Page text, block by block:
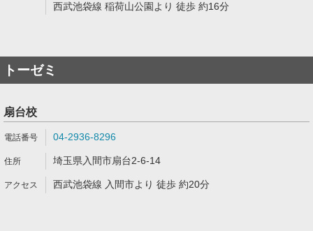
西武池袋線 稲荷山公園より 徒歩 約16分
トーゼミ
扇台校
04-2936-8296
埼玉県入間市扇台2-6-14
西武池袋線 入間市より 徒歩 約20分